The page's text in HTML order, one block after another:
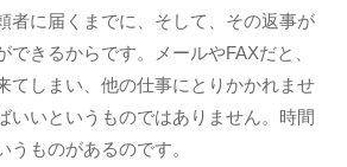
者に届くまでに、そして、その返事が
できるからです。メールやFAXだと、
てしまい、他の仕事にとりかかれませ
いいというものではありません。時間
うものがあるのです。